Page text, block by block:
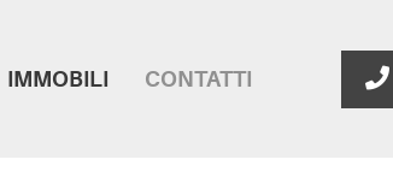
IMMOBILI CONTATTI